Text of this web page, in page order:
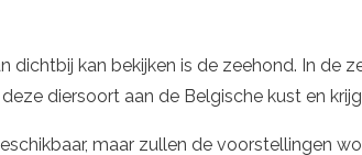
kan bekijken is de zeehond. In de
diersoort aan de Belgische kust en
maar zullen de voorstellingen